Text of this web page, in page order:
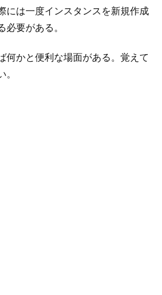
には一度インスタンスを新規作成
必要がある。
何かと便利な場面がある。覚えて
。